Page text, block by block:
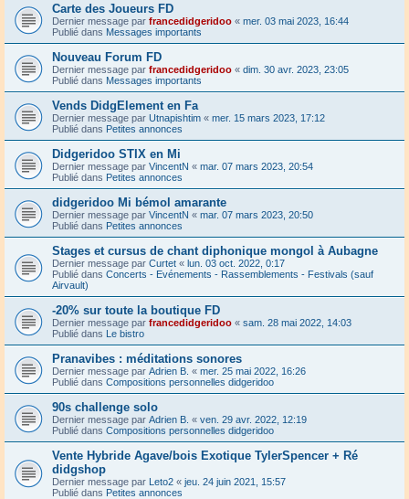
Carte des Joueurs FD
Dernier message par francedidgeridoo « mer. 03 mai 2023, 16:44
Publié dans Messages importants
Nouveau Forum FD
Dernier message par francedidgeridoo « dim. 30 avr. 2023, 23:05
Publié dans Messages importants
Vends DidgElement en Fa
Dernier message par Utnapishtim « mer. 15 mars 2023, 17:12
Publié dans Petites annonces
Didgeridoo STIX en Mi
Dernier message par VincentN « mar. 07 mars 2023, 20:54
Publié dans Petites annonces
didgeridoo Mi bémol amarante
Dernier message par VincentN « mar. 07 mars 2023, 20:50
Publié dans Petites annonces
Stages et cursus de chant diphonique mongol à Aubagne
Dernier message par Curtet « lun. 03 oct. 2022, 0:17
Publié dans Concerts - Evénements - Rassemblements - Festivals (sauf
Airvault)
-20% sur toute la boutique FD
Dernier message par francedidgeridoo « sam. 28 mai 2022, 14:03
Publié dans Le bistro
Pranavibes : méditations sonores
Dernier message par Adrien B. « mer. 25 mai 2022, 16:26
Publié dans Compositions personnelles didgeridoo
90s challenge solo
Dernier message par Adrien B. « ven. 29 avr. 2022, 12:19
Publié dans Compositions personnelles didgeridoo
Vente Hybride Agave/bois Exotique TylerSpencer + Ré
didgshop
Dernier message par Leto2 « jeu. 24 juin 2021, 15:57
Publié dans Petites annonces